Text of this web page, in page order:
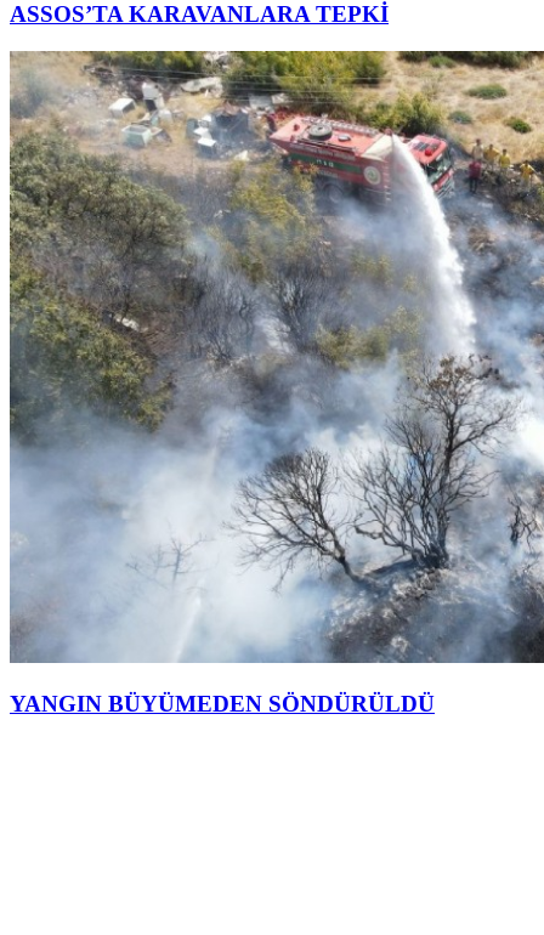
ASSOS’TA KARAVANLARA TEPKİ
YANGIN BÜYÜMEDEN SÖNDÜRÜLDÜ